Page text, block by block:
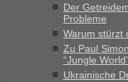
MHG1023 inBerichte
die Ukraine
„Man sollte aber
LeoExpress ist - und
Fahrkarten kaufen.
Der
Probleme
Warum stürzt
Zu Paul
“Jungle World”
Ukrainische